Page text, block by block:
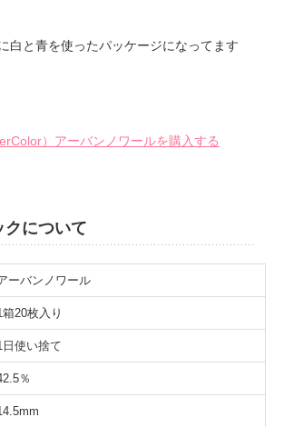
白と青を使ったパッケージになってます
）アーバンノワールを購入する
クについて
ーバンノワール
箱20枚入り
日使い捨て
％